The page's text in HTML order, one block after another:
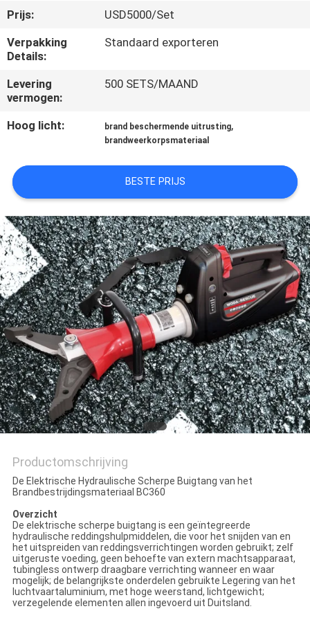
CONTACTEER
ONS
VERZOEK
OM EEN
CITAAT
SITEMAP
PRIVACY
POLICY
Prijs:
USD5000/Set
Verpakking
Details:
Standaard exporteren
Levering
vermogen:
500 SETS/MAAND
Hoog licht: brand beschermende uitrusting,
brandweerkorpsmateriaal
BESTE PRIJS
Productomschrijving
De Elektrische Hydraulische Scherpe Buigtang van het
Brandbestrijdingsmateriaal BC360
Overzicht
De elektrische scherpe buigtang is een geïntegreerde
hydraulische reddingshulpmiddelen, die voor het snijden van en
het uitspreiden van reddingsverrichtingen worden gebruikt; zelf
uitgeruste voeding, geen behoefte van extern machtsapparaat,
tubingless ontwerp draagbare verrichting wanneer en waar
mogelijk; de belangrijkste onderdelen gebruikte Legering van het
luchtvaartaluminium, met hoge weerstand, lichtgewicht;
verzegelende elementen allen ingevoerd uit Duitsland.